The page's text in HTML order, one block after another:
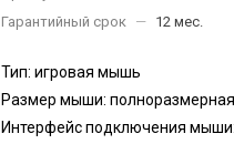
Гарантийный срок
— 12 мес.
Тип: игровая мышь
Размер мыши: полноразмерная
Интерфейс подключения